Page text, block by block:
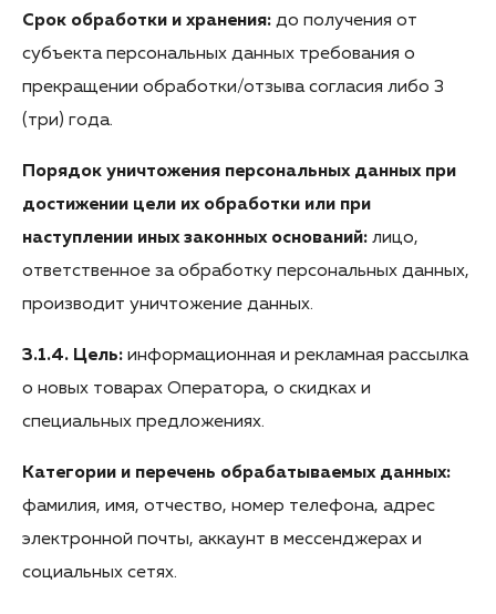
Срок обработки и хранения: до получения от
субъекта персональных данных требования о
прекращении обработки/отзыва согласия либо 3
(три) года.
Порядок уничтожения персональных данных при
достижении цели их обработки или при
наступлении иных законных оснований: лицо,
ответственное за обработку персональных данных,
производит уничтожение данных.
3.1.4. Цель: информационная и рекламная рассылка
о новых товарах Оператора, о скидках и
специальных предложениях.
Категории и перечень обрабатываемых данных:
фамилия, имя, отчество, номер телефона, адрес
электронной почты, аккаунт в мессенджерах и
социальных сетях.